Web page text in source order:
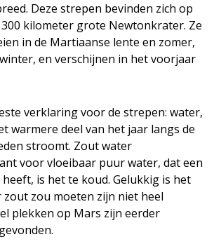
Deze strepen bevinden zich op
300 kilometer grote Newtonkrater. Ze
in de Martiaanse lente en zomer,
en verschijnen in het voorjaar
verklaring voor de strepen: water,
warmere deel van het jaar langs de
stroomt. Zout water
voor vloeibaar puur water, dat een
is het te koud. Gelukkig is het
zou moeten zijn niet heel
plekken op Mars zijn eerder